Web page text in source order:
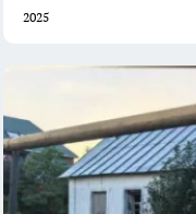
2025